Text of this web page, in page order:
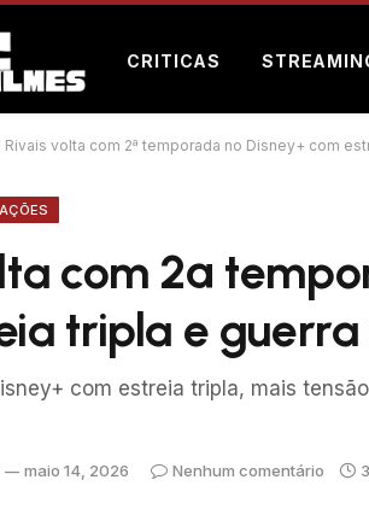
CRITICAS
Rivais volta com 2ª temporada no Disney+ com
com 2ª
tripla e
com estreia tripla, mais
maio 14, 2026 Nenhum comentário